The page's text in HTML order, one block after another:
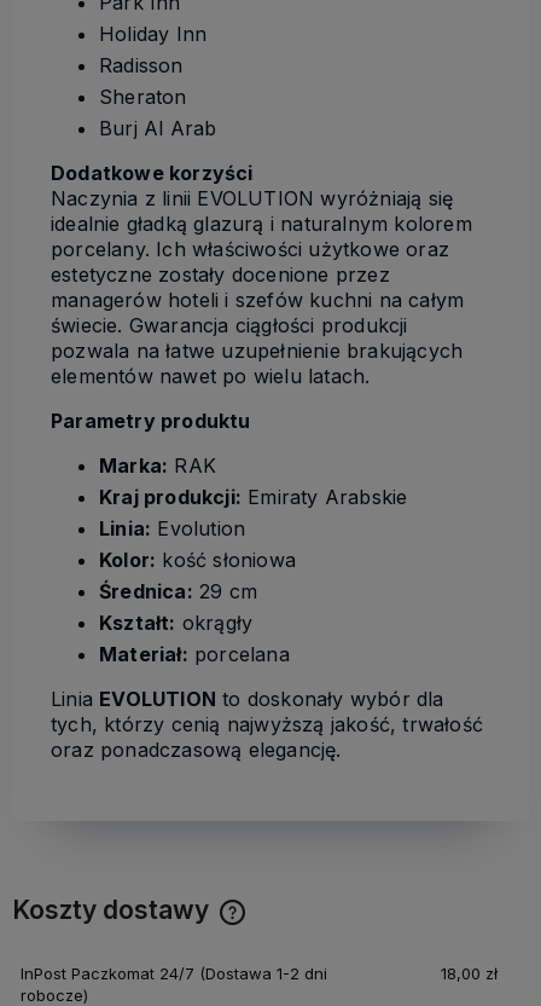
Holiday Inn
Radisson
Sheraton
Burj Al Arab
Dodatkowe korzyści
Naczynia z linii EVOLUTION wyróżniają się
idealnie gładką glazurą i naturalnym kolorem
porcelany. Ich właściwości użytkowe oraz
estetyczne zostały docenione przez
managerów hoteli i szefów kuchni na całym
świecie. Gwarancja ciągłości produkcji
pozwala na łatwe uzupełnienie brakujących
elementów nawet po wielu latach.
Parametry produktu
Marka: RAK
Kraj produkcji: Emiraty Arabskie
Linia: Evolution
Kolor: kość słoniowa
Średnica: 29 cm
Kształt: okrągły
Materiał: porcelana
Linia EVOLUTION to doskonały wybór dla
tych, którzy cenią najwyższą jakość, trwałość
oraz ponadczasową elegancję.
Koszty dostawy
InPost Paczkomat 24/7 (Dostawa 1-2 dni
robocze)
18,00 zł